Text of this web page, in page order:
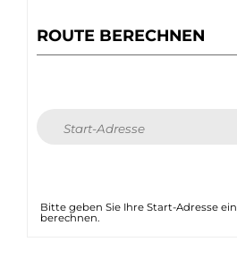
ROUTE BERECHNEN
Bitte geben Sie Ihre Start-Adresse
berechnen.